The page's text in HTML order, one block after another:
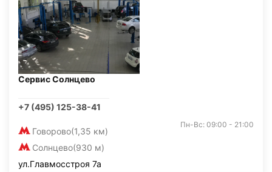
Сервис Солнцево
+7 (495) 125-38-41
Говорово(1,35 км)
Солнцево(930 м)
Пн-Вс: 09:00 - 21:00
ул.Главмосстроя 7а